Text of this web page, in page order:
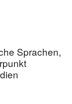
Sprachen,